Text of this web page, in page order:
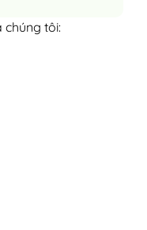
chúng tôi: